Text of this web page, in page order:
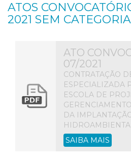
ATOS
2021 SEM CATEGORIA
ATO
07/2021
CONTRATAÇÃO
ESPECIALIZADA
ESCOLA DE
DA
SAIBA MAIS